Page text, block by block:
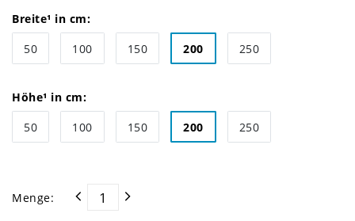
Breite¹ in cm:
50
100 150 200 250
Höhe¹ in cm:
50
100 150 200 250
Menge: